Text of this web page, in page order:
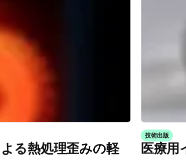
る熱処理歪みの軽
技術出版
医療用